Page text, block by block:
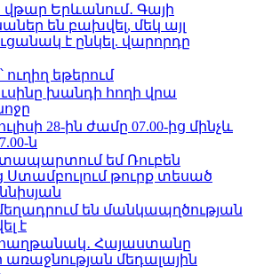
Երևանում․ Գայի
են բախվել, մեկ այլ
է ընկել. վարորդը
ուղիղ եթերում
խանդի հողի վրա
28-ին ժամը 07.00-ից մինչև
ն
եմ Ռուբեն
Ստամբուլում թուրք տեսած
են մանկապղծության
է
Հայաստանը
մեդալային